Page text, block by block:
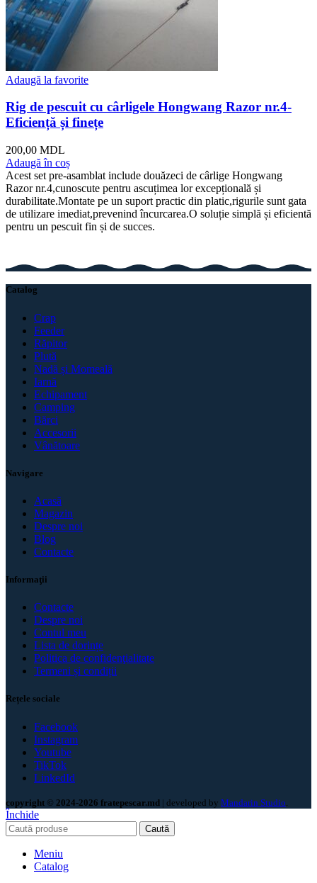
Adaugă la favorite
Rig de pescuit cu cârligele Hongwang Razor nr.4-
Eficiență și finețe
200,00 MDL
Adaugă în coș
Acest set pre-asamblat include douăzeci de cârlige Hongwang
Razor nr.4,cunoscute pentru ascuțimea lor excepțională și
durabilitate.Montate pe un suport practic din platic,rigurile sunt gata
de utilizare imediat,prevenind încurcarea.O soluție simplă și eficientă
pentru un pescuit fin și de succes.
Catalog
Crap
Feeder
Răpitor
Plută
Nadă și Momeală
Iarnă
Echipament
Camping
Bărci
Accesorii
Vânătoare
Navigare
Acasă
Magazin
Despre noi
Blog
Contacte
Informaţii
Contacte
Despre noi
Contul meu
Lista de dorințe
Politica de confidenţialitate
Termeni și condiții
Rețele sociale
Facebook
Instagram
Youtube
TikTok
LinkedId
copyright © 2024-2026 fratepescar.md | developed by Mandarin Studio
Închide
Caută
Meniu
Catalog